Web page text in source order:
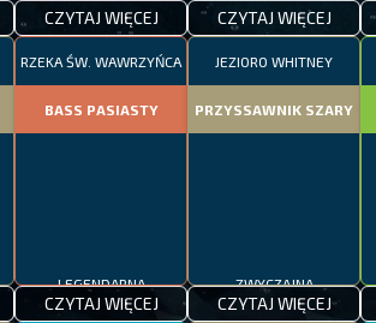
CZYTAJ WIĘCEJ CZYTAJ WIĘCEJ
RZEKA ŚW. WAWRZYŃCA
BASS PASIASTY
CZYTAJ WIĘCEJ
JEZIORO WHITNEY
PRZYSSAWNIK SZARY
CZYTAJ WIĘCEJ